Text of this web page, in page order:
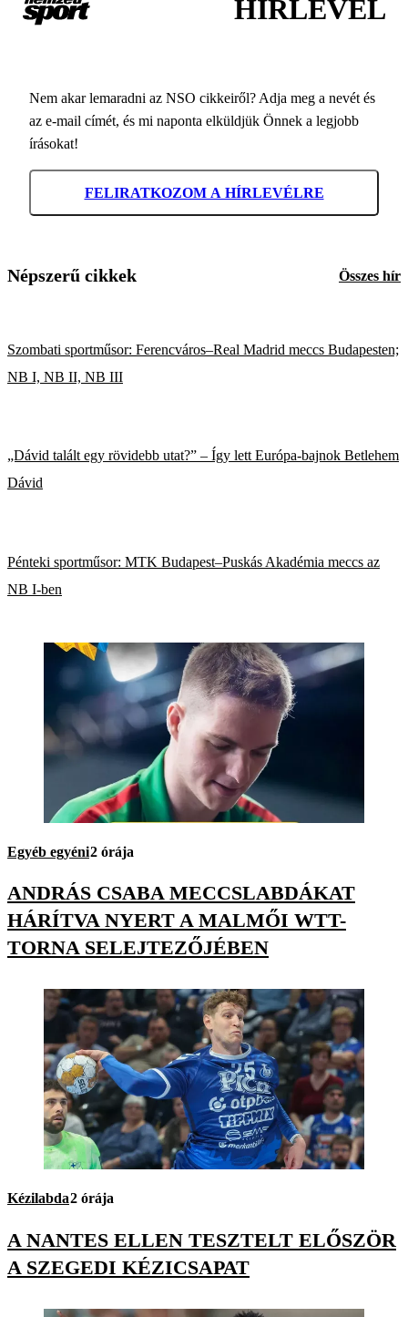
HÍRLEVÉL
Nem akar lemaradni az NSO cikkeiről? Adja meg a nevét és
az e-mail címét, és mi naponta elküldjük Önnek a legjobb
írásokat!
FELIRATKOZOM A HÍRLEVÉLRE
Népszerű cikkek Összes hír
Szombati sportműsor: Ferencváros–Real Madrid meccs Budapesten;
NB I, NB II, NB III
„Dávid talált egy rövidebb utat?” – Így lett Európa-bajnok Betlehem
Dávid
Pénteki sportműsor: MTK Budapest–Puskás Akadémia meccs az
NB I-ben
Egyéb egyéni2 órája
ANDRÁS CSABA MECCSLABDÁKAT
HÁRÍTVA NYERT A MALMŐI WTT-
TORNA SELEJTEZŐJÉBEN
Kézilabda2 órája
A NANTES ELLEN TESZTELT ELŐSZÖR
A SZEGEDI KÉZICSAPAT